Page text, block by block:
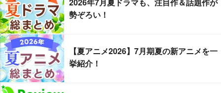
勢ぞろい！
【夏アニメ2026】7月期夏の新アニメを一
挙紹介！